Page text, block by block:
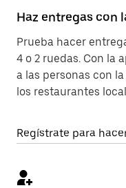
Haz entregas con
Prueba hacer
4 o 2 ruedas. Con la
a las personas con
los restaurantes
Regístrate para